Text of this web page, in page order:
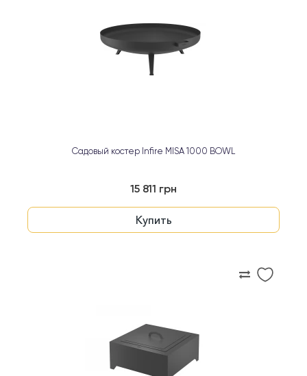
Садовый костер Infire MISA 1000 BOWL
15 811 грн
Купить